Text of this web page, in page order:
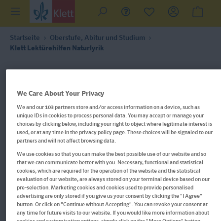
Startseite
Oberstufe, Abitur und Studium
Klett Lektürehilfen Naturlyrik
Klett Lektürehilfen Naturlyrik
We Care About Your Privacy
We and our103partners store and/or access information on a device, such as
unique IDs in cookies to process personal data. You may accept or manage your
choices by clicking below, including your right to object where legitimate interest is
used, or at any time in the privacy policy page. These choices will be signaled to our
partners and will not affect browsing data.
We use cookies so that you can make the best possible use of our website and so
that we can communicate better with you. Necessary, functional and statistical
cookies, which are required for the operation of the website and the statistical
evaluation of our website, are always stored on your terminal device based on our
pre-selection. Marketing cookies and cookies used to provide personalised
advertising are only stored if you give us your consent by clicking the "I Agree"
button. Or click on "Continue without Accepting". You can revoke your consent at
any time for future visits to our website. If you would like more information about